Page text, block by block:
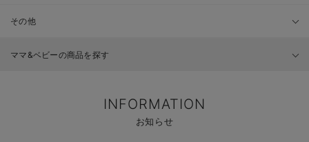
その他
ママ&ベビーの商品を探す
INFORMATION
お知らせ